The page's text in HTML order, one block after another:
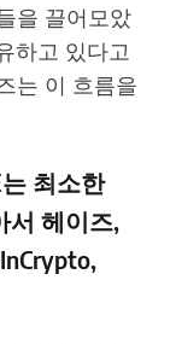
을 끌어모았
하고 있다고
는 이 흐름을
최소한
서 헤이즈,